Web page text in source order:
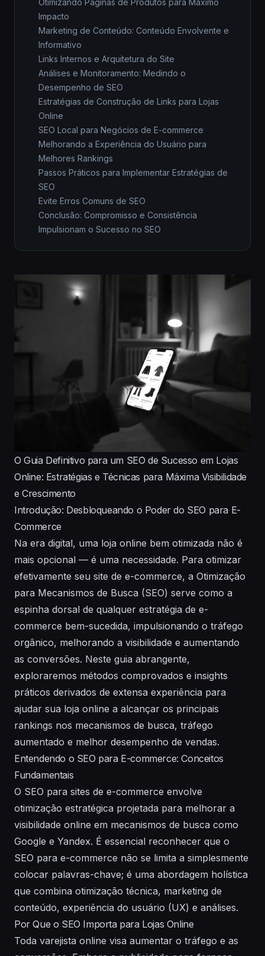
Impacto
Marketing de Conteúdo: Conteúdo Envolvente e
Informativo
Links Internos e Arquitetura do Site
Análises e Monitoramento: Medindo o
Desempenho de SEO
Estratégias de Construção de Links para Lojas
Online
SEO Local para Negócios de E-commerce
Melhorando a Experiência do Usuário para
Melhores Rankings
Passos Práticos para Implementar Estratégias de
SEO
Evite Erros Comuns de SEO
Conclusão: Compromisso e Consistência
Impulsionam o Sucesso no SEO
O Guia Definitivo para um SEO de Sucesso em Lojas
Online: Estratégias e Técnicas para Máxima Visibilidade
e Crescimento
Introdução: Desbloqueando o Poder do SEO para E-
Commerce
Na era digital, uma loja online bem otimizada não é
mais opcional — é uma necessidade. Para otimizar
efetivamente seu site de e-commerce, a Otimização
para Mecanismos de Busca (SEO) serve como a
espinha dorsal de qualquer estratégia de e-
commerce bem-sucedida, impulsionando o tráfego
orgânico, melhorando a visibilidade e aumentando
as conversões. Neste guia abrangente,
exploraremos métodos comprovados e insights
práticos derivados de extensa experiência para
ajudar sua loja online a alcançar os principais
rankings nos mecanismos de busca, tráfego
aumentado e melhor desempenho de vendas.
Entendendo o SEO para E-commerce: Conceitos
Fundamentais
O SEO para sites de e-commerce envolve
otimização estratégica projetada para melhorar a
visibilidade online em mecanismos de busca como
Google e Yandex. É essencial reconhecer que o
SEO para e-commerce não se limita a simplesmente
colocar palavras-chave; é uma abordagem holística
que combina otimização técnica, marketing de
conteúdo, experiência do usuário (UX) e análises.
Por Que o SEO Importa para Lojas Online
Toda varejista online visa aumentar o tráfego e as